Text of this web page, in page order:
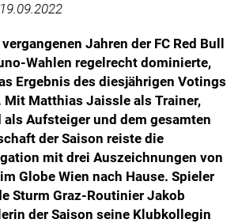
Jahren der FC Red Bull
Wahlen regelrecht dominierte,
Ergebnis des diesjährigen Votings
Mit Matthias Jaissle als Trainer,
als Aufsteiger und dem gesamten
der Saison reiste die
mit drei Auszeichnungen von
Globe Wien nach Hause. Spieler
Sturm Graz-Routinier Jakob
der Saison seine Klubkollegin